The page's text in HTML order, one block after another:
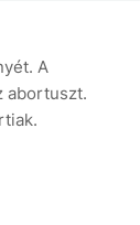
A
abortuszt.